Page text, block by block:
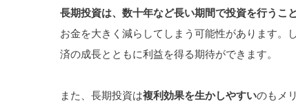
長期投資は、数十年など長い期間で投資を行うこと
お金を大きく減らしてしまう可能性があります。
済の成長とともに利益を得る期待ができます。
また、長期投資は複利効果を生かしやすいのもメ